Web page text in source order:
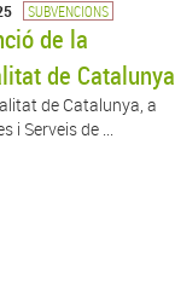
SUBVENCIONS
de la
de Catalunya
de Catalunya, a
i Serveis de ...